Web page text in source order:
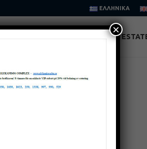
ΕΛΛΗΝΙΚΆ
REAL
×